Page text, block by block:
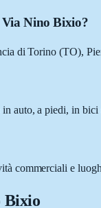
Nino Bixio?
di Torino (TO),
auto, a piedi, in
commerciali e
Bixio